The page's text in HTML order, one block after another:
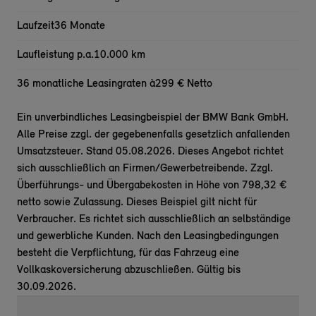
Laufzeit36 Monate
Laufleistung p.a.10.000 km
36 monatliche Leasingraten à299 € Netto
Ein unverbindliches Leasingbeispiel der BMW Bank GmbH.
Alle Preise zzgl. der gegebenenfalls gesetzlich anfallenden
Umsatzsteuer. Stand 05.08.2026. Dieses Angebot richtet
sich ausschließlich an Firmen/Gewerbetreibende. Zzgl.
Überführungs- und Übergabekosten in Höhe von 798,32 €
netto sowie Zulassung. Dieses Beispiel gilt nicht für
Verbraucher. Es richtet sich ausschließlich an selbständige
und gewerbliche Kunden. Nach den Leasingbedingungen
besteht die Verpflichtung, für das Fahrzeug eine
Vollkaskoversicherung abzuschließen. Gültig bis
30.09.2026.